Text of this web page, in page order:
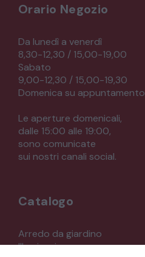
Orario Negozio
Da lunedì a venerdì
8,30-12,30 / 15,00-19,00
Sabato
9,00-12,30 / 15,00-19,30
Domenica su appuntamento
Le aperture domenicali,
dalle 15:00 alle 19:00,
sono comunicate
sui nostri canali social.
Catalogo
Arredo da giardino
Illuminazione